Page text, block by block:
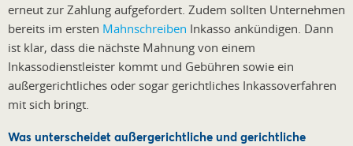
erneut zur Zahlung aufgefordert. Zudem sollten Unternehmen
bereits im ersten Mahnschreiben Inkasso ankündigen. Dann
ist klar, dass die nächste Mahnung von einem
Inkassodienstleister kommt und Gebühren sowie ein
außergerichtliches oder sogar gerichtliches Inkassoverfahren
mit sich bringt.
Was unterscheidet außergerichtliche und gerichtliche